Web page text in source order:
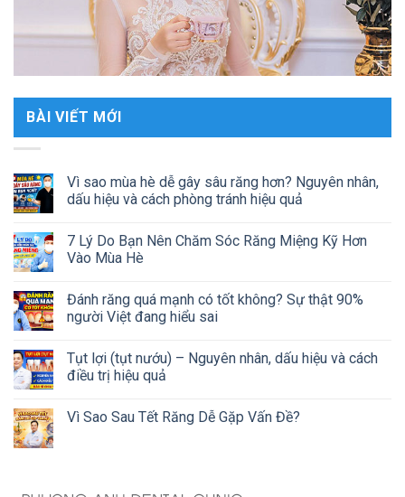
BÀI VIẾT MỚI
Vì sao mùa hè dễ gây sâu răng hơn? Nguyên nhân,
dấu hiệu và cách phòng tránh hiệu quả
7 Lý Do Bạn Nên Chăm Sóc Răng Miệng Kỹ Hơn
Vào Mùa Hè
Đánh răng quá mạnh có tốt không? Sự thật 90%
người Việt đang hiểu sai
Tụt lợi (tụt nướu) – Nguyên nhân, dấu hiệu và cách
điều trị hiệu quả
Vì Sao Sau Tết Răng Dễ Gặp Vấn Đề?